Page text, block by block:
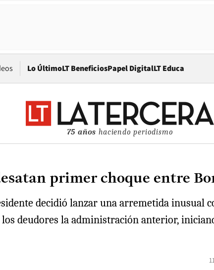
Lo ÚltimoLT BeneficiosPapel DigitalOpens in new
LT Educa
75 años haciendo periodismo
primer choque entre
decidió lanzar una arremetida inusual
deudores la administración anterior,